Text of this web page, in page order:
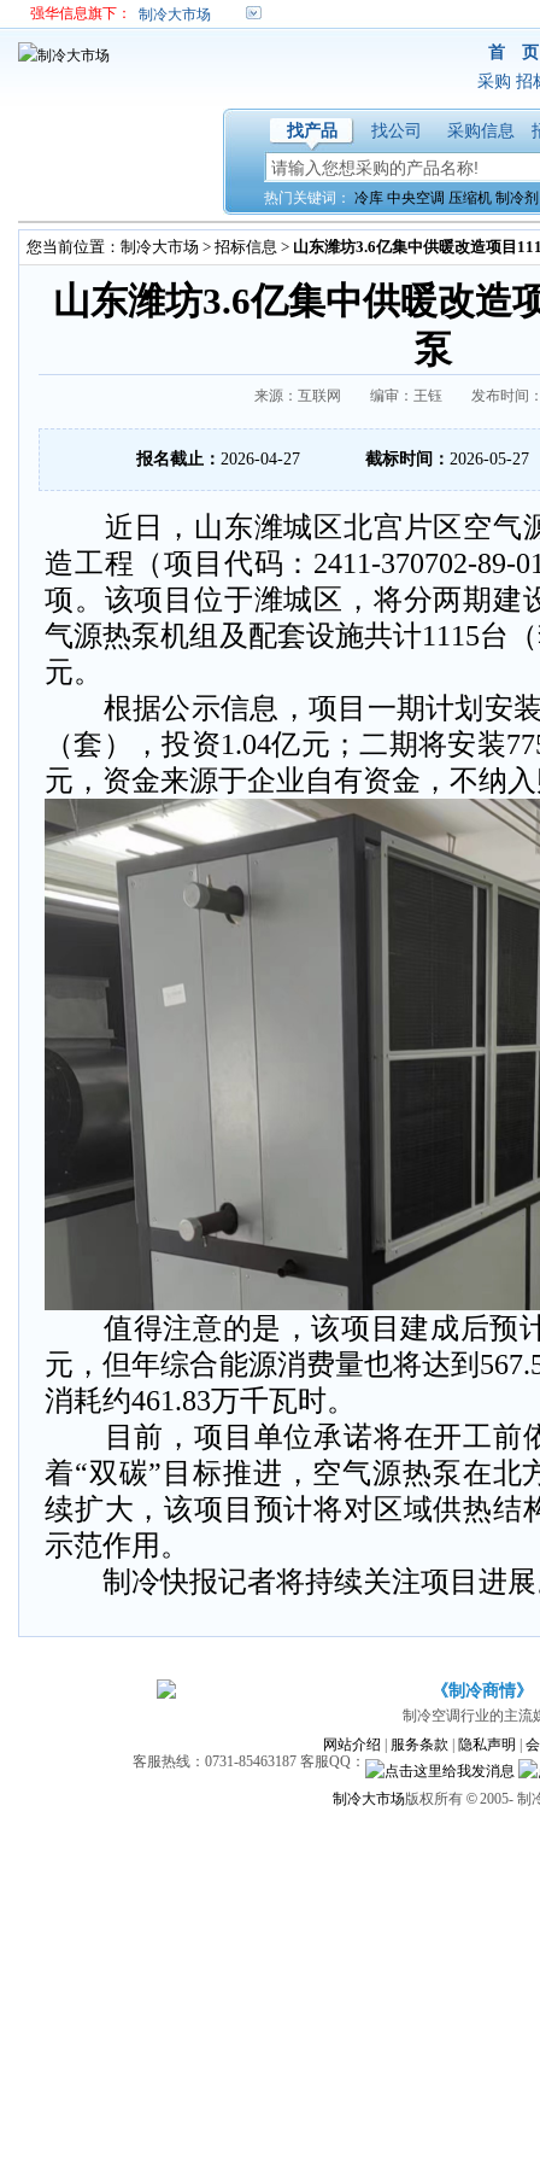
强华信息旗下： 制冷大市场
首 页
采购 招
找产品 找公司 采购信息
热门关键词： 冷库 中央空调 压缩机 制冷剂
您当前位置： 制冷大市场 > 招标信息 > 山东潍坊3.6亿集中供暖改造项目
山东潍坊3.6亿集中供暖改造
泵
来源：互联网 编审：王钰 发布时间：
报名截止： 2026-04-27 截标时间： 2026-05-27
近日，山东潍城区北宫片区空气
造工程（项目代码：2411-370702-89-
项。该项目位于潍城区，将分两期建
气源热泵机组及配套设施共计1115台
元。
根据公示信息，项目一期计划安装
（套），投资1.04亿元；二期将安装
元，资金来源于企业自有资金，不纳
值得注意的是，该项目建成后预计
元，但年综合能源消费量也将达到
消耗约461.83万千瓦时。
目前，项目单位承诺将在开工前
着“双碳”目标推进，空气源热泵在北
续扩大，该项目预计将对区域供热结
示范作用。
制冷快报记者将持续关注项目进展
《制冷商情》
制冷空调行业的主流
网站介绍
服务条款 隐私声明
客服热线：0731-85463187 客服QQ：
制冷大市场版权所有 ©2005-制